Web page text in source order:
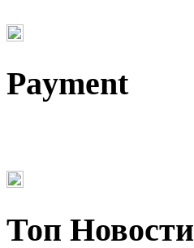
Payment
Топ Новости